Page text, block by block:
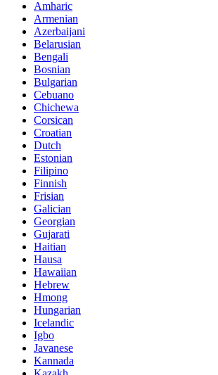
Amharic
Armenian
Azerbaijani
Belarusian
Bengali
Bosnian
Bulgarian
Cebuano
Chichewa
Corsican
Croatian
Dutch
Estonian
Filipino
Finnish
Frisian
Galician
Georgian
Gujarati
Haitian
Hausa
Hawaiian
Hebrew
Hmong
Hungarian
Icelandic
Igbo
Javanese
Kannada